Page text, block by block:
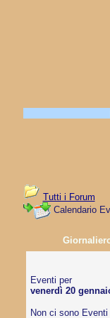
Tutti i Forum
Calendario
Eventi per
venerdì 20
Non ci sono